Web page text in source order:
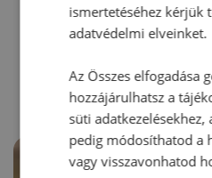
ismertetéséhez kérjük
adatvédelmi elveinket.
Az Összes elfogadása
hozzájárulhatsz a
süti
pedig módosíthatod a
vagy visszavonhatod